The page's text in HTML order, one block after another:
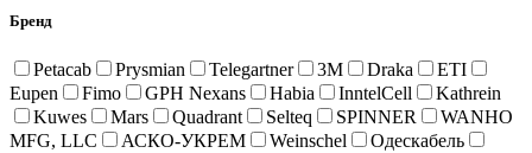
Бренд
Petacab Prysmian Telegartner 3M Draka
ETI
Eupen
Fimo GPH Nexans Habia InntelCell
Kathrein
Kuwes
Mars Quadrant Selteq SPINNER
WANHO
MFG, LLC
АСКО-УКРЕМ Weinschel
Одескабель